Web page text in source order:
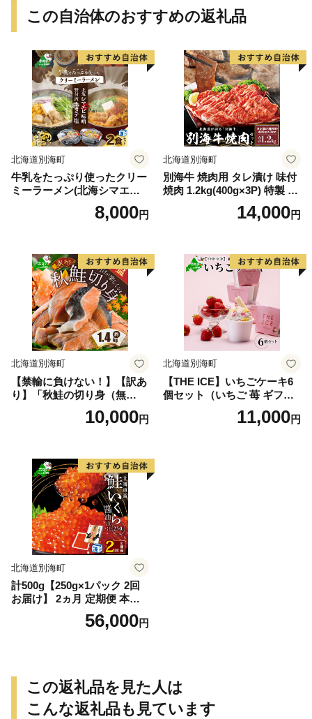
この自治体のおすすめの返礼品
北海道別海町
牛乳をたっぷり使ったクリー
ミーラーメン(北海シマエビ
味噌×1食+野付湾ホタテ塩×
１食 (合計2食セット))8,000円
北海道別海町
別海牛 焼肉用 タレ漬け 味付
焼肉 1.2kg(400g×3P) 特製 焼
肉用つけだれつき【北海道
別海町産】【FF000FA01】
牛肉 焼肉 ふるさと納税）（
肉 牛肉 北海道産肉 北海道産
牛肉 道産肉 道産牛肉 肉ギフ
ト 牛肉ギフト 肉セット 牛肉
セット 肉お取り寄せ 牛肉お
取り寄せ 肉送料無料 牛肉送
料無料 焼肉 牛肉 焼肉 和牛
焼肉 焼肉用 ボリューム肉 ）
14,000円
北海道別海町
【禁輸に負けない！】【訳あ
り】「秋鮭の切り身（無
塩）」1.4kg（ 鮭 秋鮭 シャ
ケ 秋シャケ 北海道産鮭 北海
身 さけ切身 国産鮭 国産秋鮭
地場産鮭 地場産秋鮭 ふるさ
と納税 訳あり 訳あり鮭 訳あ
りシャケ 訳あり秋鮭 訳あり
切り身 訳あり 切身）
10,000円
北海道別海町
【THE ICE】いちごケーキ6
個セット（いちご 苺 ギフト
ふるさと納税 高評価 アイス I
CE 生乳 別海町産 北海道 ア
11,000円
北海道別海町
計500g【250g×1パック 2回
お届け】 2ヵ月 定期便 本場
「北海道」 いくら 醤油漬け
【NKM02NQ13】（野付漁業
海道産いくら 地場産いくら
道産いくら 別海町 ふるさと
納税 ふるさと ikura )
56,000円
この返礼品を見た人は
こんな返礼品も見ています